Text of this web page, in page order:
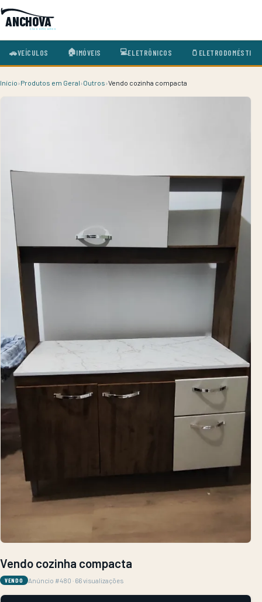
ANCHOVA
classificados
🚗VEÍCULOS 🏠IMÓVEIS 💻ELETRÔNICOS 🫙
Início›Produtos em Geral›Outros›Vendo cozinha compacta
Vendo cozinha compacta
VENDO Anúncio #480 · 66 visualizações